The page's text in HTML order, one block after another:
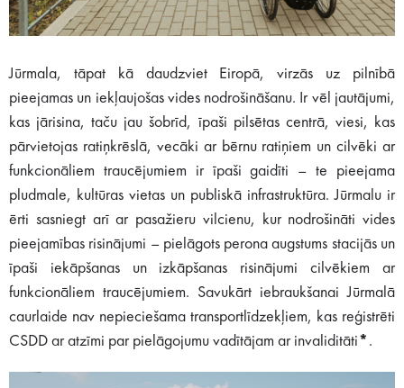
Jūrmala, tāpat kā daudzviet Eiropā, virzās uz pilnībā
pieejamas un iekļaujošas vides nodrošināšanu. Ir vēl jautājumi,
kas jārisina, taču jau šobrīd, īpaši pilsētas centrā, viesi, kas
pārvietojas ratiņkrēslā, vecāki ar bērnu ratiņiem un cilvēki ar
funkcionāliem traucējumiem ir īpaši gaidīti – te pieejama
pludmale, kultūras vietas un publiskā infrastruktūra. Jūrmalu ir
ērti sasniegt arī ar pasažieru vilcienu, kur nodrošināti vides
pieejamības risinājumi – pielāgots perona augstums stacijās un
īpaši iekāpšanas un izkāpšanas risinājumi cilvēkiem ar
funkcionāliem traucējumiem. Savukārt iebraukšanai Jūrmalā
caurlaide nav nepieciešama transportlīdzekļiem, kas reģistrēti
CSDD ar atzīmi par pielāgojumu vadītājam ar invaliditāti* .